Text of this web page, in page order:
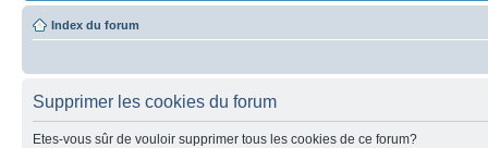
Index du forum
Supprimer les cookies du forum
Etes-vous sûr de vouloir supprimer tous les cookies de ce forum?